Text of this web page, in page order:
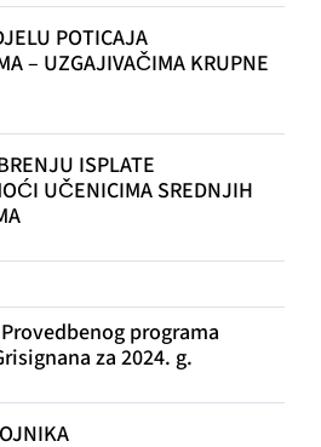
POTICAJA
– UZGAJIVAČIMA KRUPNE
ISPLATE
UČENICIMA SREDNJIH
programa
za 2024. g.